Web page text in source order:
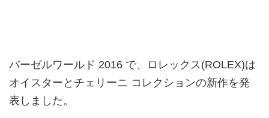
バーゼルワールド 2016 で、ロレックス(ROLEX)は
オイスターとチェリーニ コレクションの新作を発
表しました。